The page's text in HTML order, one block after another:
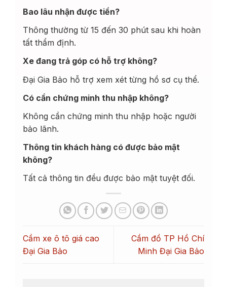
Bao lâu nhận được tiền?
Thông thường từ 15 đến 30 phút sau khi hoàn
tất thẩm định.
Xe đang trả góp có hỗ trợ không?
Đại Gia Bảo hỗ trợ xem xét từng hồ sơ cụ thể.
Có cần chứng minh thu nhập không?
Không cần chứng minh thu nhập hoặc người
bảo lãnh.
Thông tin khách hàng có được bảo mật
không?
Tất cả thông tin đều được bảo mật tuyệt đối.
Cầm xe ô tô giá cao
Đại Gia Bảo
Cầm đồ TP Hồ Chí
Minh Đại Gia Bảo